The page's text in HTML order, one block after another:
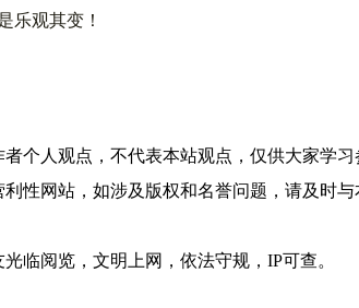
乐观其变！
个人观点，不代表本站观点，仅供大家学习
利性网站，如涉及版权和名誉问题，请及时
临阅览，文明上网，依法守规，IP可查。